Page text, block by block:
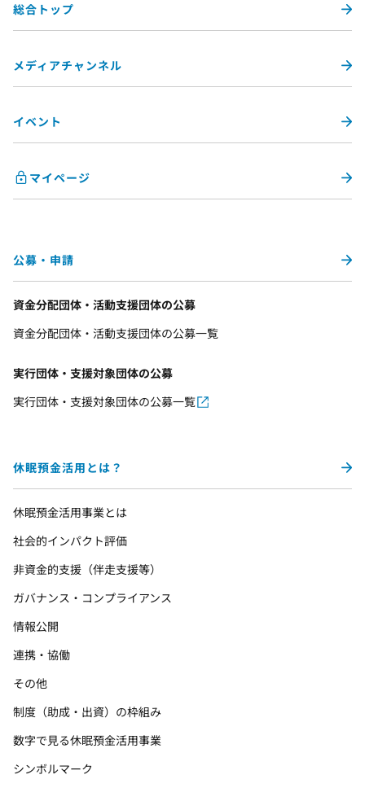
総合トップ
メディアチャンネル
イベント
マイページ
公募・申請
資金分配団体・活動支援団体の公募
資金分配団体・活動支援団体の公募一覧
実行団体・支援対象団体の公募
実行団体・支援対象団体の公募一覧
休眠預金活用とは？
休眠預金活用事業とは
社会的インパクト評価
非資金的支援（伴走支援等）
ガバナンス・コンプライアンス
情報公開
連携・協働
その他
制度（助成・出資）の枠組み
数字で見る休眠預金活用事業
シンボルマーク